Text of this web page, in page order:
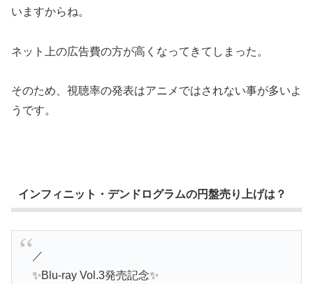
いますからね。
ネット上の広告費の方が高くなってきてしまった。
そのため、視聴率の発表はアニメではされない事が多いよ
うです。
インフィニット・デンドログラムの円盤売り上げは？
／
✨Blu-ray Vol.3発売記念✨